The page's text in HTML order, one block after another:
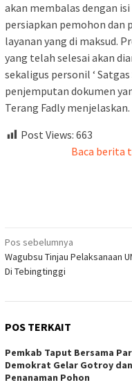
akan membalas dengan
persiapkan pemohon dan
layanan yang di maksud.
yang telah selesai akan
sekaligus personil ‘
penjemputan dokumen
Terang Fadly
Post Views: 663
Baca berita
Navigasi
pos
Pos sebelumnya
Wagubsu Tinjau Pelaksanaan
Di Tebingtinggi
POS TERKAIT
Pemkab Taput Bersama
Demokrat Gelar Gotroy dan
Penanaman Pohon